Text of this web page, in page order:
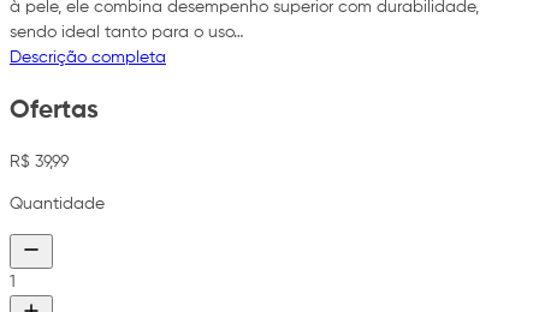
à pele, ele combina desempenho superior com durabilidade,
sendo ideal tanto para o uso…
Descrição completa
Ofertas
R$ 39,99
Quantidade
1